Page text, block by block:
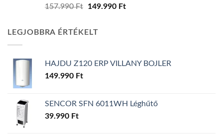
157.990Ft
Original
157.990 Ft.
149.990 FtCurrent
LEGJOBBRA ÉRTÉKELT
HAJDU Z120 ERP VILLANY BOJLER
149.990 Ft
SENCOR SFN 6011WH Léghűtő
39.990 Ft